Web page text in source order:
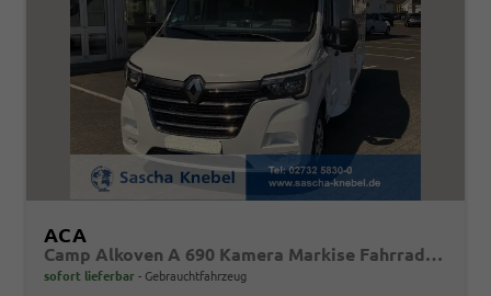
ACA
Camp Alkoven A 690 Kamera Markise Fahrradträger
sofort lieferbar Gebrauchtfahrzeug